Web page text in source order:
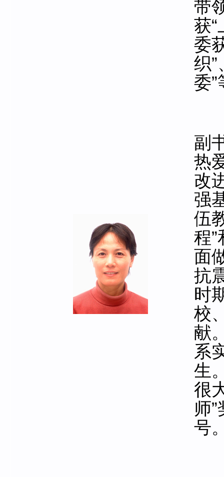
带
获
委
织
委
副
热
改
强
伍
程
面
抗
时
校
献
系
生
很
师
号